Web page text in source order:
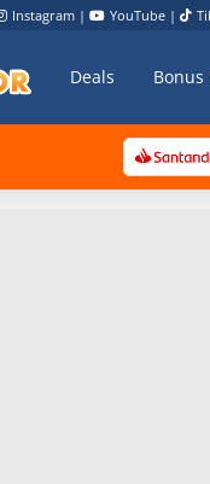
Instagram | YouTube |
Deals Bonus